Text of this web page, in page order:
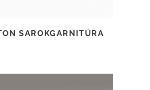
SAROKGARNITÚRA